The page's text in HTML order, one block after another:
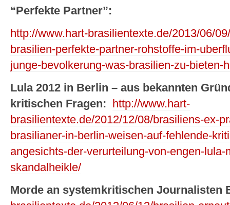
“Perfekte Partner”:
http://www.hart-brasilientexte.de/2013/06/
brasilien-perfekte-partner-rohstoffe-im-
junge-bevolkerung-was-brasilien-zu-bieten-
Lula 2012 in Berlin – aus bekannten
kritischen Fragen:
http://www.hart-
brasilientexte.de/2012/12/08/brasiliens-ex-
brasilianer-in-berlin-weisen-auf-fehlende-
angesichts-der-verurteilung-von-engen-
skandalheikle/
Morde an systemkritischen Journalisten